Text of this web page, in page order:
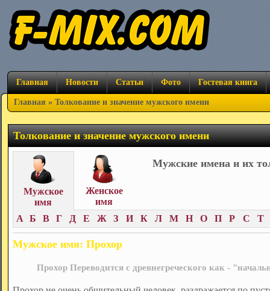
Главная Новости Статьи Фото Гостевая книга
Главная » Толкование и значение мужского имени
Толкование и значение мужского имени
Мужское
имя
Женское
имя
Мужские имена и их
А Б В Г Д Е Ж З И К Л М Н О П Р С Т
Мужское имя: Прохор
Прохор Переводится с древнегреческого как -